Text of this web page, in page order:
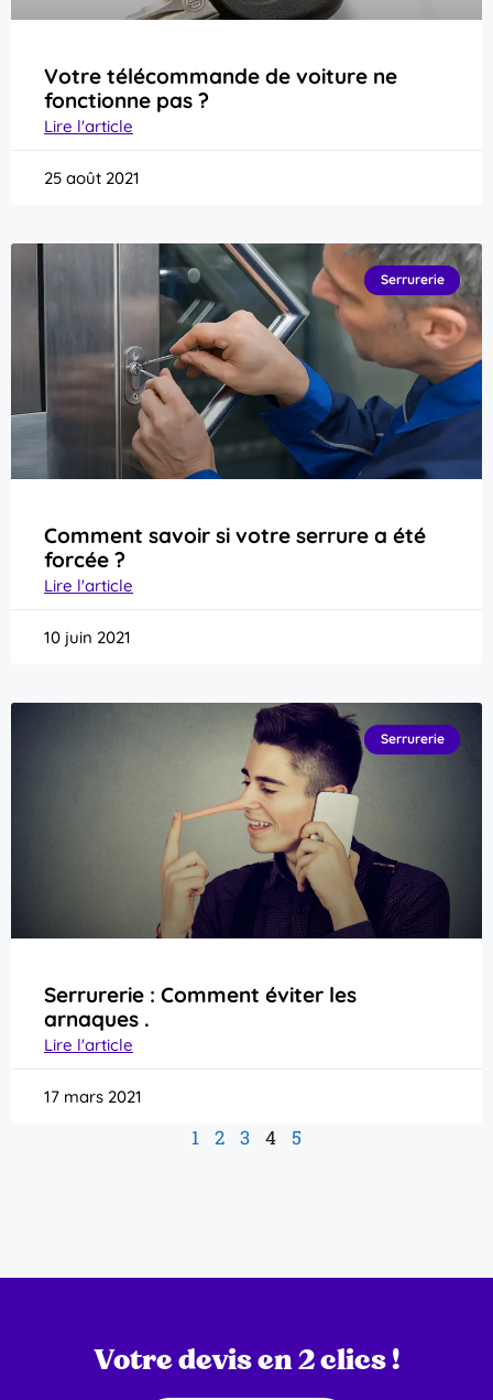
Votre télécommande de voiture ne
fonctionne pas ?
Lire l'article
25 août 2021
Serrurerie
Comment savoir si votre serrure a été
forcée ?
Lire l'article
10 juin 2021
Serrurerie
Serrurerie : Comment éviter les
arnaques .
Lire l'article
17 mars 2021
1 2 3 4 5
Votre devis en 2 clics !